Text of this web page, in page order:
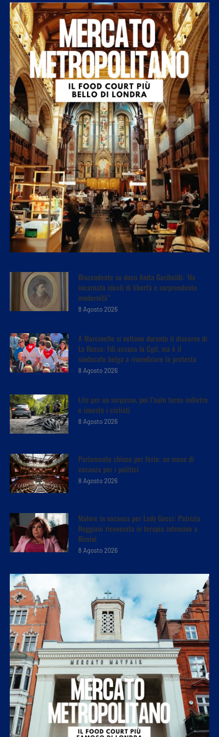
Discendente su docu Anita Garibaldi: ‘Ha
incarnato ideali di libertà e sorprendente
modernità”
8 Agosto 2026
A Marcinelle si voltano durante il discorso di
La Russa: Fdi accusa la Cgil, ma è il
sindacato belga a rivendicare la protesta
8 Agosto 2026
Lite per un sorpasso, poi l’auto torna indietro
e investe i ciclisti
8 Agosto 2026
Parlamento chiuso per ferie: un mese di
vacanza per i politici
8 Agosto 2026
Malore in vacanza per Lady Gucci: Patrizia
Reggiani ricoverata in terapia intensiva a
Rimini
8 Agosto 2026